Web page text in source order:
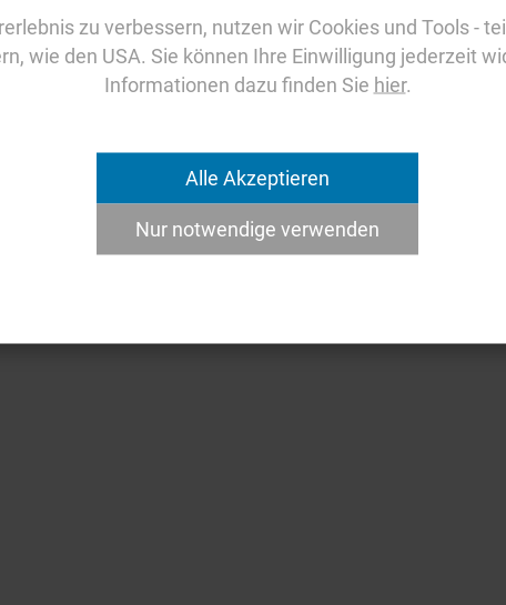
nicht um pauschale Betriebsausgaben oder
. Nur Kosten für die eigene Belegschaft könnten die
gab es aber keine Mitarbeiter im
ein,
wonach bei der
die tatsächlichen Verhältnisse wie die
des Gesellschafter-Geschäftsführers für
ermöglichen, die Kommunalsteuerpflicht bei der
zu verbessern, nutzen wir Cookies und Tools -
wie den USA. Sie können Ihre Einwilligung jederzeit
Informationen dazu finden Sie hier.
Alle Akzeptieren
Nur notwendige verwenden